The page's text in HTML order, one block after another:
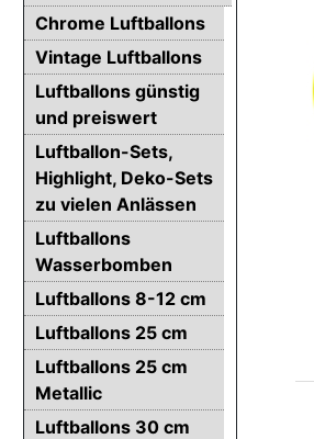
Chrome Luftballons
Vintage Luftballons
Luftballons günstig
und preiswert
Luftballon-Sets,
Highlight, Deko-Sets
zu vielen Anlässen
Luftballons
Wasserbomben
Luftballons 8-12 cm
Luftballons 25 cm
Luftballons 25 cm
Metallic
Luftballons 30 cm